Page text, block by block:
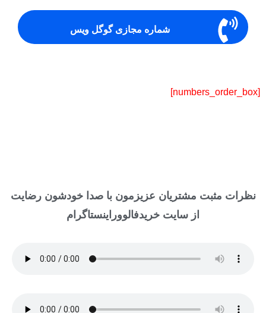
شماره مجازی گوگل ویس
[numbers_order_box]
نظرات مثبت مشتریان عزیزمون با صدا خودشون رضایت
از سایت خریدفالووراینستاگرام